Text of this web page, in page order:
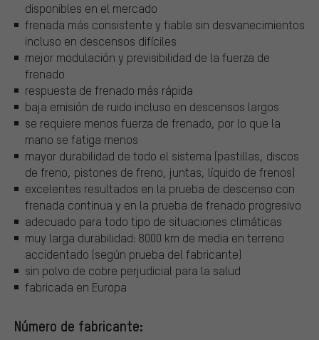
disponibles en el mercado
frenada más consistente y fiable sin desvanecimientos
incluso en descensos difíciles
mejor modulación y previsibilidad de la fuerza de
frenado
respuesta de frenado más rápida
baja emisión de ruido incluso en descensos largos
se requiere menos fuerza de frenado, por lo que la
mano se fatiga menos
mayor durabilidad de todo el sistema (pastillas, discos
de freno, pistones de freno, juntas, líquido de frenos)
excelentes resultados en la prueba de descenso con
frenada continua y en la prueba de frenado progresivo
adecuado para todo tipo de situaciones climáticas
muy larga durabilidad: 8000 km de media en terreno
accidentado (según prueba del fabricante)
sin polvo de cobre perjudicial para la salud
fabricada en Europa
Número de fabricante: